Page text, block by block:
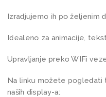
Izradjujemo ih po željenim
Idealeno za animacije,
Upravljanje preko WIFi
Na linku možete pogledati
naših display-a: